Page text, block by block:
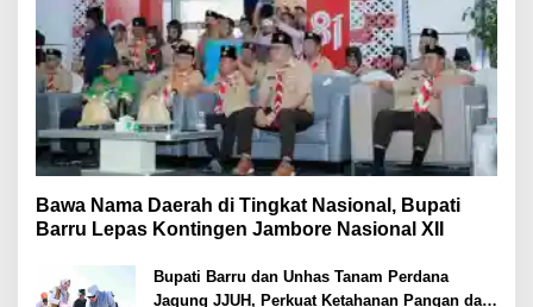
Bawa Nama Daerah di Tingkat Nasional, Bupati
Barru Lepas Kontingen Jambore Nasional XII
Bupati Barru dan Unhas Tanam Perdana
Jagung JJUH, Perkuat Ketahanan Pangan dan